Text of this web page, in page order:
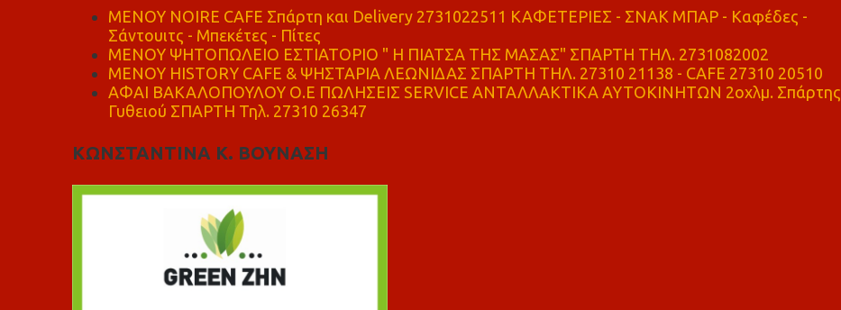
MENOY NOIRE CAFE Σπάρτη και Delivery 2731022511 ΚΑΦΕΤΕΡΙΕΣ - ΣΝΑΚ ΜΠΑΡ - Καφέδες -
Σάντουιτς - Μπεκέτες - Πίτες
ΜΕΝΟΥ ΨΗΤΟΠΩΛΕΙΟ ΕΣΤΙΑΤΟΡΙΟ " Η ΠΙΑΤΣΑ ΤΗΣ ΜΑΣΑΣ" ΣΠΑΡΤΗ ΤΗΛ. 2731082002
ΜΕΝΟΥ HISTORY CAFE & ΨΗΣΤΑΡΙΑ ΛΕΩΝΙΔΑΣ ΣΠΑΡΤΗ ΤΗΛ. 27310 21138 - CAFE 27310 20510
ΑΦΑΙ ΒΑΚΑΛΟΠΟΥΛΟΥ Ο.Ε ΠΩΛΗΣΕΙΣ SERVICE ΑΝΤΑΛΛΑΚΤΙΚΑ ΑΥΤΟΚΙΝΗΤΩΝ 2οχλμ. Σπάρτης
Γυθειού ΣΠΑΡΤΗ Τηλ. 27310 26347
ΚΩΝΣΤΑΝΤΙΝΑ Κ. ΒΟΥΝΑΣΗ